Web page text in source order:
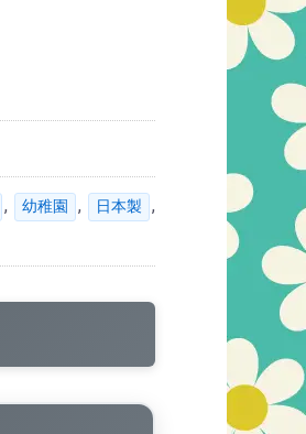
, 幼稚園 , 日本製 ,